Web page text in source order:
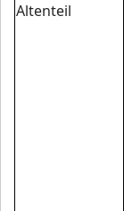
Altenteil